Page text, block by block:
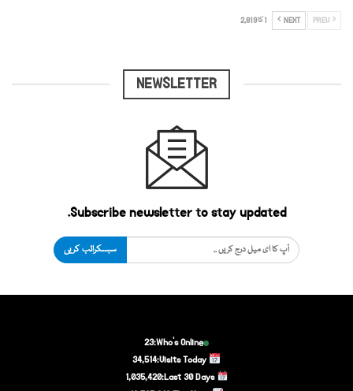
NEXT 1 کا 2,819
NEWSLETTER
Subscribe newsletter to stay updated.
سبسکرائب کریں
Who's Online:
23
Visits Today:
34,514
Last 30 Days:
1,035,420